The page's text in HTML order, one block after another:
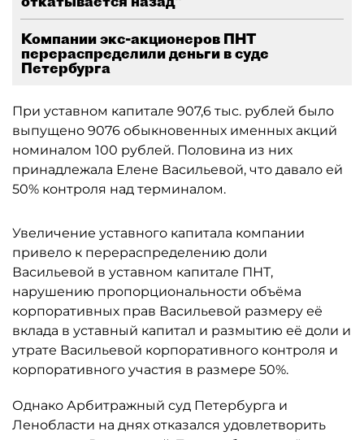
Компании экс-акционеров ПНТ
перераспределили деньги в суде
Петербурга
При уставном капитале 907,6 тыс. рублей было
выпущено 9076 обыкновенных именных акций
номиналом 100 рублей. Половина из них
принадлежала Елене Васильевой, что давало ей
50% контроля над терминалом.
Увеличение уставного капитала компании
привело к перераспределению доли
Васильевой в уставном капитале ПНТ,
нарушению пропорциональности объёма
корпоративных прав Васильевой размеру её
вклада в уставный капитал и размытию её доли и
утрате Васильевой корпоративного контроля и
корпоративного участия в размере 50%.
Однако Арбитражный суд Петербурга и
Ленобласти на днях отказался удовлетворить